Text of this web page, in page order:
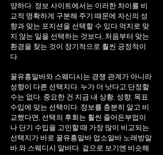
양하다. 정보 사이트에서는 이러한 차이를 비
교적 명확하게 구분해 주기 때문에 자신의 성
향과 맞는 포지션을 선택할 수 있다. 억지로 맞
지 않는 일을 선택하는 것보다, 처음부터 맞는
환경을 찾는 것이 장기적으로 훨씬 긍정적이
다.
꿀유흥알바와 스웨디시는 경쟁 관계가 아니라
성향이 다른 선택지다. 누가 더 낫다고 단정할
수는 없다. 중요한 건 지금 내 상황, 성향, 목표
수입에 맞는 선택이다. 정보를 충분히 알고 비
교했다면, 선택의 후회는 훨씬 줄어든부업이
나 단기 수입을 고민할 때 가장 많이 비교되는
선택지가 바로 꿀유흥알바 업소알바 노래방알
바 와 스웨디시 알바다. 겉으로 보기엔 비슷해